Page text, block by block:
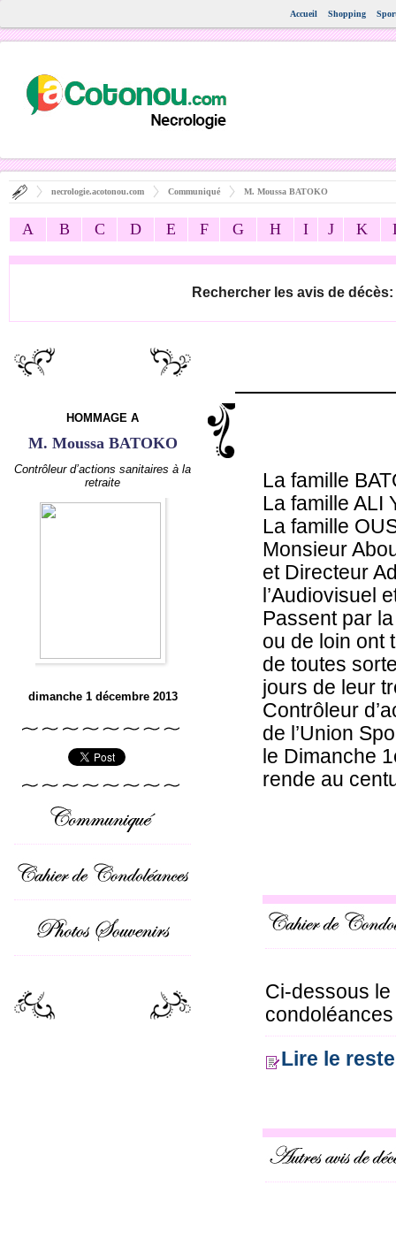
Accueil Shopping
necrologie.acotonou.com Communiqué M. Moussa BATOKO
A B C D E F G H I J K
Rechercher les avis de décès:
HOMMAGE A
M. Moussa BATOKO
Contrôleur d’actions sanitaires à la
retraite
dimanche 1 décembre 2013
La famille
La famille ALI
La famille
Monsieur
et Directeur
l’Audiovisuel
Passent par
ou de loin ont
de toutes
jours de leur
Contrôleur
de l’Union
le Dimanche
rende au
Ci-dessous
Lire le